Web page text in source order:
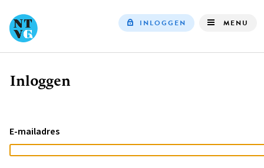
INLOGGEN MENU
Kruimelpad
Inloggen
E-mailadres